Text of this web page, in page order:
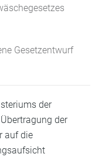
Gesetzentwurf
der
der
auf die